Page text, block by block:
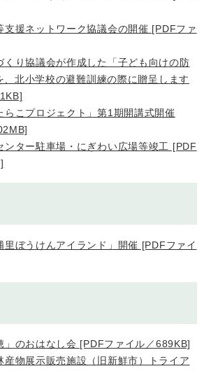
支援ネットワーク協議会の開催 [PDFファ
くり協議会が作成した「子ども向けの防
、北小学校の避難訓練の際に贈呈します
らこプロジェクト」第1期開講式開催
ンター駐車場・にぎわい広場等竣工 [PDF
里ぼうけんアイランド」開催 [PDFファイ
」のおはなし会 [PDFファイル／689KB]
産物展示販売施設（旧新鮮市）トライア